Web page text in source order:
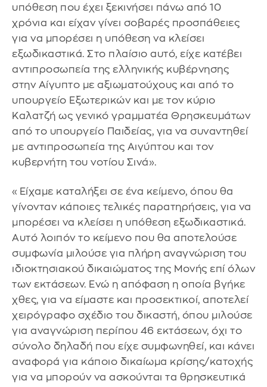
υπόθεση που έχει ξεκινήσει πάνω από 10
χρόνια και είχαν γίνει σοβαρές προσπάθειες
για να μπορέσει η υπόθεση να κλείσει
εξωδικαστικά. Στο πλαίσιο αυτό, είχε κατέβει
αντιπροσωπεία της ελληνικής κυβέρνησης
στην Αίγυπτο με αξιωματούχους και από το
υπουργείο Εξωτερικών και με τον κύριο
Καλατζή ως γενικό γραμματέα Θρησκευμάτων
από το υπουργείο Παιδείας, για να συναντηθεί
με αντιπροσωπεία της Αιγύπτου και τον
κυβερνήτη του νοτίου Σινά».
«Είχαμε καταλήξει σε ένα κείμενο, όπου θα
γίνονταν κάποιες τελικές παρατηρήσεις, για να
μπορέσει να κλείσει η υπόθεση εξωδικαστικά.
Αυτό λοιπόν το κείμενο που θα αποτελούσε
συμφωνία μιλούσε για πλήρη αναγνώριση του
ιδιοκτησιακού δικαιώματος της Μονής επί όλων
των εκτάσεων. Ενώ η απόφαση η οποία βγήκε
χθες, για να είμαστε και προσεκτικοί, αποτελεί
χειρόγραφο σχέδιο του δικαστή, όπου μιλούσε
για αναγνώριση περίπου 46 εκτάσεων, όχι το
σύνολο δηλαδή που είχε συμφωνηθεί, και κάνει
αναφορά για κάποιο δικαίωμα κρίσης/κατοχής
για να μπορούν να ασκούνται τα θρησκευτικά